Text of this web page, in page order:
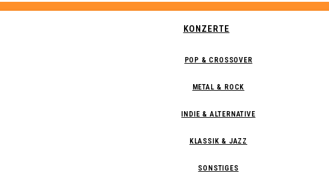
KONZERTE
POP & CROSSOVER
METAL & ROCK
INDIE & ALTERNATIVE
KLASSIK & JAZZ
SONSTIGES